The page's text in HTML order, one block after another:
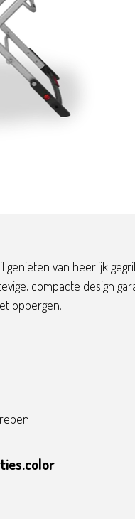
van heerlijk
compacte design
opbergen.